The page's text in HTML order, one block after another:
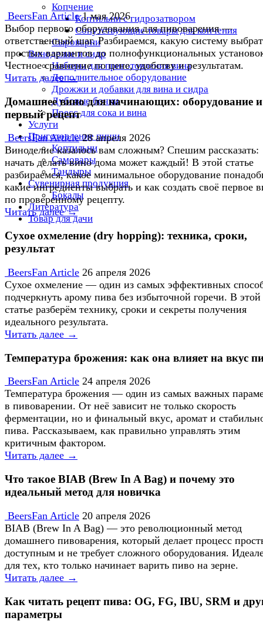
Копчение
Коптильни с гидрозатвором
Сопутствующие товары для копчения
Сыроварни
Виноделие и сидр
Наборы для приготовления вина
Дополнительное оборудование
Дрожжи и добавки для вина и сидра
Дубовые бочки
Пресс для сока и вина
Услуги
Приготовление пищи
Коптильни
Самовары
Тандыры
Сувенирная продукция
Бокалы
Литература
Товар для дачи
BeersFan Article 1 мая 2026
Выбор первого оборудования для пивоварения —
ответственный шаг. Разбираемся, какую систему
простых вариантов до полнофункциональных
Честное сравнение по цене, удобству и результатам.
Читать далее →
Домашнее вино для начинающих: оборудование и
первый рецепт
BeersFan Article 28 апреля 2026
Виноделие казалось вам сложным? Спешим рассказать:
начать делать вино дома может каждый! В этой статье
разбираемся, какое минимальное оборудование
какие ингредиенты выбрать и как создать своё первое
по проверенному рецепту.
Читать далее →
Сухое охмеление (dry hopping): техника, сроки,
результат
BeersFan Article 26 апреля 2026
Сухое охмеление — один из самых эффективных
подчеркнуть арому пива без избыточной горечи. В этой
статье разберём технику, сроки и секреты получения
идеального результата.
Читать далее →
Температура брожения: как она влияет на вкус
BeersFan Article 24 апреля 2026
Температура брожения — один из самых важных
в пивоварении. От неё зависит не только скорость
ферментации, но и финальный вкус, аромат и
пива. Рассказываем, как правильно управлять этим
критичным фактором.
Читать далее →
Что такое BIAB (Brew In A Bag) и почему это
идеальный метод для новичка
BeersFan Article 20 апреля 2026
BIAB (Brew In A Bag) — это революционный метод
домашнего пивоварения, который делает процесс
доступным и не требует сложного оборудования.
для тех, кто только начинает варить пиво на зерне.
Читать далее →
Как читать рецепт пива: OG, FG, IBU, SRM и
параметры